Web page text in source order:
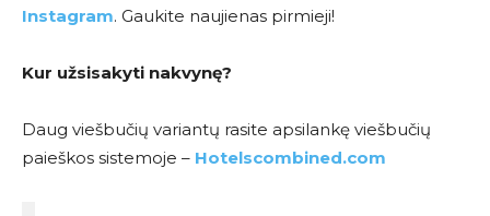
Instagram. Gaukite naujienas pirmieji!
Kur užsisakyti nakvynę?
Daug viešbučių variantų rasite apsilankę viešbučių
paieškos sistemoje – Hotelscombined.com